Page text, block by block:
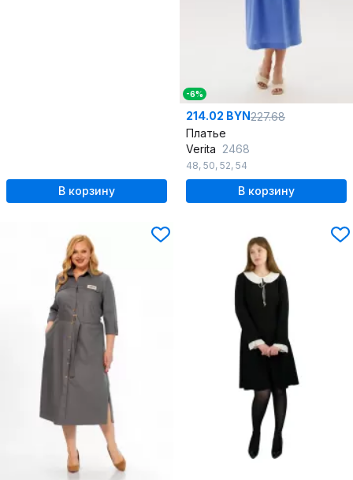
В корзину
-6%
214.02 BYN227.68
Платье
Verita 2468
48, 50, 52, 54
В корзину